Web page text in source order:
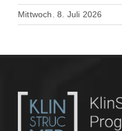
Mittwoch. 8. Juli 2026